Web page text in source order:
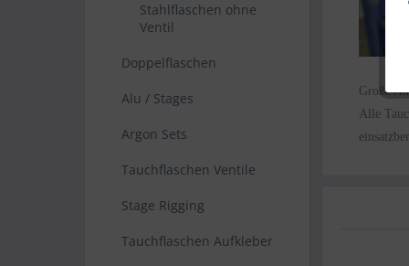
Stahlflaschen ohne
Ventil
Doppelflaschen
Alu / Stages
Argon Sets
Tauchflaschen Ventile
Stage Rigging
Tauchflaschen Aufkleber
Große
Alle